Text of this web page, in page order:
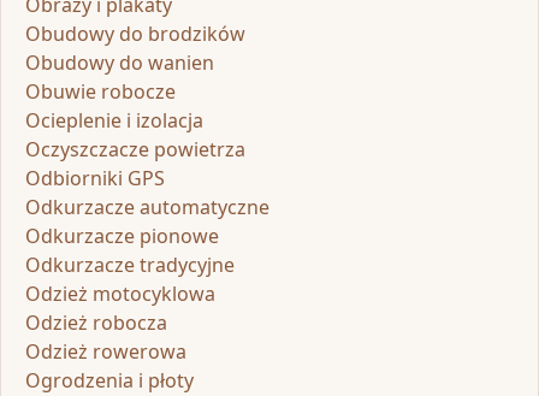
Obudowy do brodzików
Obudowy do wanien
Obuwie robocze
Ocieplenie i izolacja
Oczyszczacze powietrza
Odbiorniki GPS
Odkurzacze automatyczne
Odkurzacze pionowe
Odkurzacze tradycyjne
Odzież motocyklowa
Odzież robocza
Odzież rowerowa
Ogrodzenia i płoty